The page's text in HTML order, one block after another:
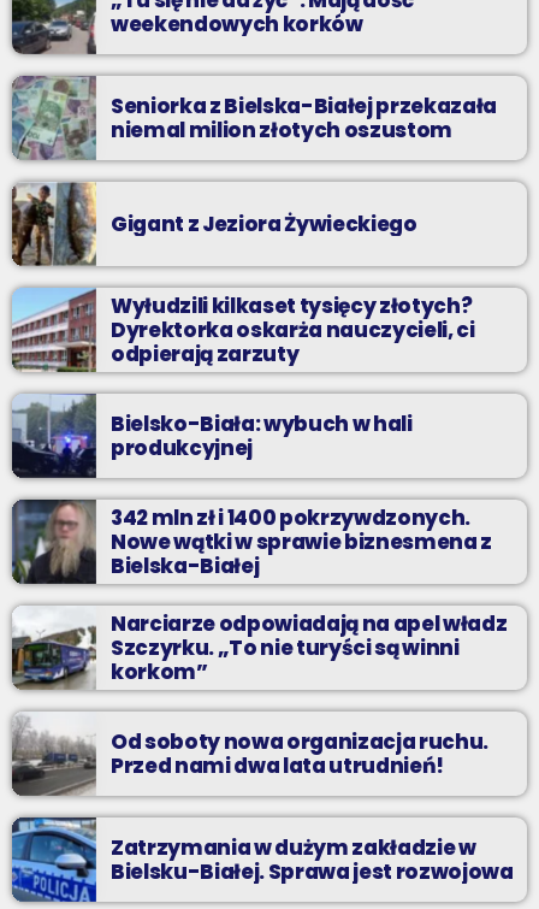
weekendowych korków
Seniorka z Bielska-Białej przekazała
niemal milion złotych oszustom
Gigant z Jeziora Żywieckiego
Wyłudzili kilkaset tysięcy złotych?
Dyrektorka oskarża nauczycieli, ci
odpierają zarzuty
Bielsko-Biała: wybuch w hali
produkcyjnej
342 mln zł i 1400 pokrzywdzonych.
Nowe wątki w sprawie biznesmena z
Bielska-Białej
Narciarze odpowiadają na apel władz
Szczyrku. „To nie turyści są winni
korkom”
Od soboty nowa organizacja ruchu.
Przed nami dwa lata utrudnień!
Zatrzymania w dużym zakładzie w
Bielsku-Białej. Sprawa jest rozwojowa